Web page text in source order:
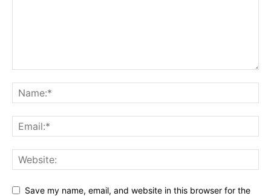
Save my name, email, and website in this browser for the